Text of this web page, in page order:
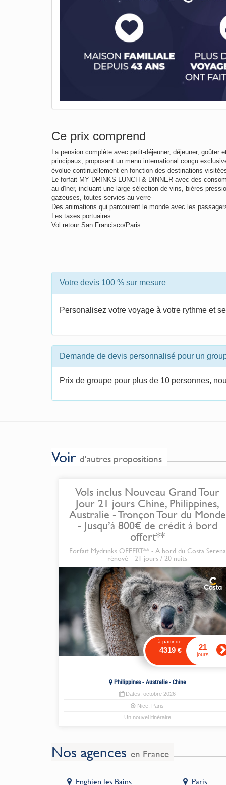
Ce prix comprend
La pension complète avec petit-déjeuner, déjeuner, goûter
principaux, proposant un menu international conçu
évolue continuellement en fonction des destinations
Le forfait MY DRINKS LUNCH & DINNER avec des
au dîner, incluant une large sélection de vins, bières
gazeuses, toutes servies au verre
Des animations qui parcourent le monde avec les
Les taxes portuaires
Vol retour San Francisco/Paris
Votre devis 100 % sur mesure
Personalisez votre voyage à votre rythme et
Demande de devis personnalisé pour un
Prix de groupe pour plus de 10 personnes,
Voir d'autres propositions
Vols inclus Nouveau Grand Tour
Jour 21 jours Chine, Philippines,
Australie - Tronçon Tour du Monde
- Jusqu’à 800€ de crédit à bord
offert**
Forfait Mydrinks OFFERT** - A bord du Costa Serena
rénové - 21 jours / 20 nuits
à partir de
4319€ 21
jours
Philippines - Australie - Chine
Dates: octobre 2026
Nice Paris
Un nouvel itinéraire
Nos agences en France
Enghien les Bains Paris